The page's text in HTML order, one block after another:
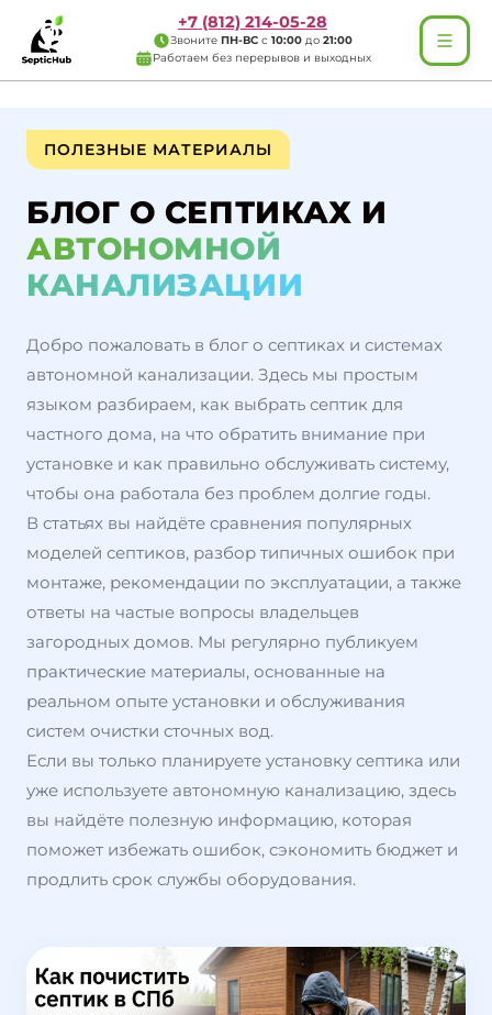
+7 (812) 214-05-28
Звоните ПН-ВС с 10:00 до 21:00
Работаем без перерывов и выходных
ПОЛЕЗНЫЕ МАТЕРИАЛЫ
БЛОГ О СЕПТИКАХ И
АВТОНОМНОЙ
КАНАЛИЗАЦИИ
Добро пожаловать в блог о септиках и системах
автономной канализации. Здесь мы простым
языком разбираем, как выбрать септик для
частного дома, на что обратить внимание при
установке и как правильно обслуживать систему,
чтобы она работала без проблем долгие годы.
В статьях вы найдёте сравнения популярных
моделей септиков, разбор типичных ошибок при
монтаже, рекомендации по эксплуатации, а также
ответы на частые вопросы владельцев
загородных домов. Мы регулярно публикуем
практические материалы, основанные на
реальном опыте установки и обслуживания
систем очистки сточных вод.
Если вы только планируете установку септика или
уже используете автономную канализацию, здесь
вы найдёте полезную информацию, которая
поможет избежать ошибок, сэкономить бюджет и
продлить срок службы оборудования.